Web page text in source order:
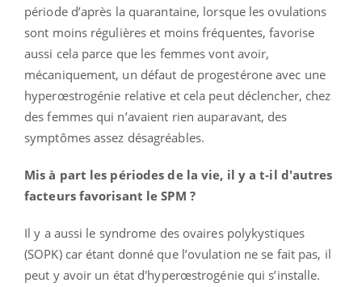
période d’après la quarantaine, lorsque les ovulations
sont moins régulières et moins fréquentes, favorise
aussi cela parce que les femmes vont avoir,
mécaniquement, un défaut de progestérone avec une
hyperœstrogénie relative et cela peut déclencher, chez
des femmes qui n’avaient rien auparavant, des
symptômes assez désagréables.
Mis à part les périodes de la vie, il y a t-il d'autres
facteurs favorisant le SPM ?
Il y a aussi le syndrome des ovaires polykystiques
(SOPK) car étant donné que l’ovulation ne se fait pas, il
peut y avoir un état d'hyperœstrogénie qui s’installe.